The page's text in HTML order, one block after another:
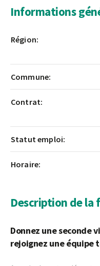
Informations
Région:
Commune:
Contrat:
Statut emploi:
Horaire:
Description de la
Donnez une seconde
rejoignez une équipe